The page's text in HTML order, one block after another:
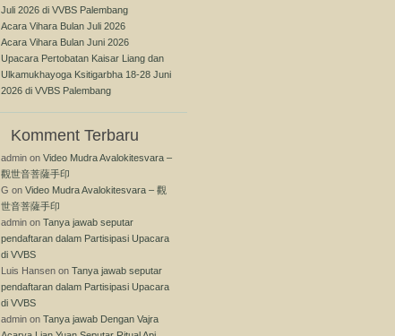
Juli 2026 di VVBS Palembang
Acara Vihara Bulan Juli 2026
Acara Vihara Bulan Juni 2026
Upacara Pertobatan Kaisar Liang dan
Ulkamukhayoga Ksitigarbha 18-28 Juni
2026 di VVBS Palembang
Komment Terbaru
admin on Video Mudra Avalokitesvara –
觀世音菩薩手印
G on Video Mudra Avalokitesvara – 觀
世音菩薩手印
admin on Tanya jawab seputar
pendaftaran dalam Partisipasi Upacara
di VVBS
Luis Hansen on Tanya jawab seputar
pendaftaran dalam Partisipasi Upacara
di VVBS
admin on Tanya jawab Dengan Vajra